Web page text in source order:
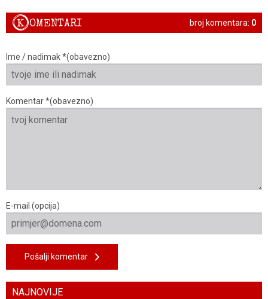
broj komentara: 0
KOMENTARI
Ime / nadimak *(obavezno)
Komentar *(obavezno)
E-mail (opcija)
Pošalji komentar
NAJNOVIJE